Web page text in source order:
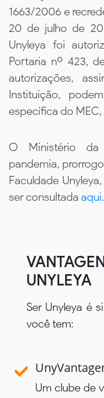
1663/2006 e
20 de julho de
Unyleya foi
Portaria nº 423,
autorizações,
Instituição,
específica do MEC,
O Ministério
pandemia,
Faculdade
ser consultada aqui.
UNYLEYA
Ser Unyleya é
você tem:
Um clube de